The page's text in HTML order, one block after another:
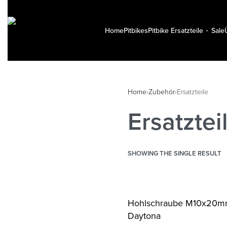
HomePitbikesPitbike Ersatzteile Sale
Home›Zubehör›Ersatzteile
SHOWING THE SINGLE RESULT
Hohlschraube
Daytona